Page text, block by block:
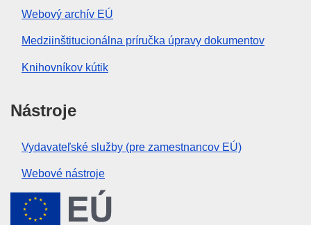
Webový archív EÚ
Medziinštitucionálna príručka úpravy dokumentov
Knihovníkov kútik
Nástroje
Vydavateľské služby (pre zamestnancov EÚ)
Webové nástroje
Európska únia